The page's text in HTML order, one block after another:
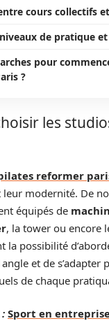
cours collectifs
de pratique
pour
?
les
reformer
modernité. De
équipés de
, la tower ou encore
la possibilité
et de s’adapter
de chaque
Sport en